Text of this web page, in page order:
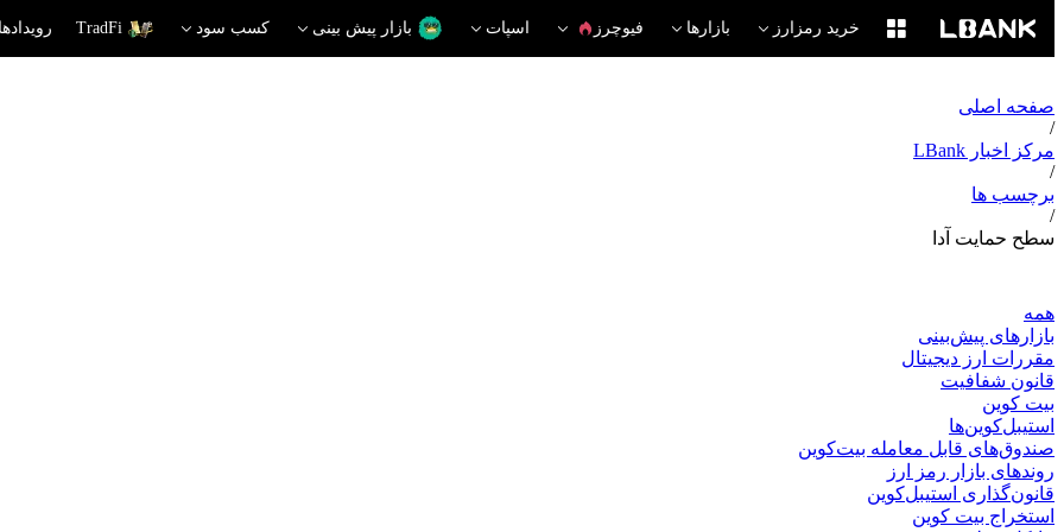
خرید رمزارز بازارها فیوچرز اسپات بازار پیش بینی کسب سود TradFi
صفحه اصلی
/
مرکز اخبار LBank
/
برچسب ها
/
سطح حمایت آدا
همه
بازارهای پیش‌بینی
مقررات ارز دیجیتال
قانون شفافیت
بیت کوین
استیبل‌کوین‌ها
صندوق‌های قابل معامله بیت‌کوین
روندهای بازار رمز ارز
قانون‌گذاری استیبل‌کوین
استخراج بیت کوین